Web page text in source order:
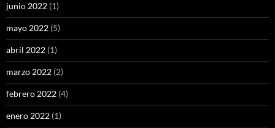
junio 2022 (1)
mayo 2022 (5)
abril 2022 (1)
marzo 2022 (2)
febrero 2022 (4)
enero 2022 (1)